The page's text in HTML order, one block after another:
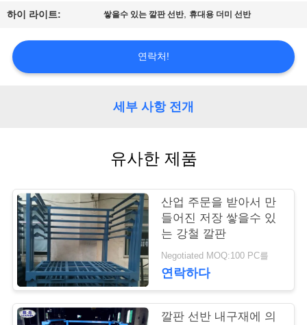
어
품
저
희
와
연
락
하이 라이트: 쌓을수 있는 깔판 선반, 휴대용 더미 선반
연락처!
세부 사항 전개
유사한 제품
산업 주문을 받아서 만
들어진 저장 쌓을수 있
는 강철 깔판
Negotiated MOQ:100 PC를
연락하다
깔판 선반 내구재에 의